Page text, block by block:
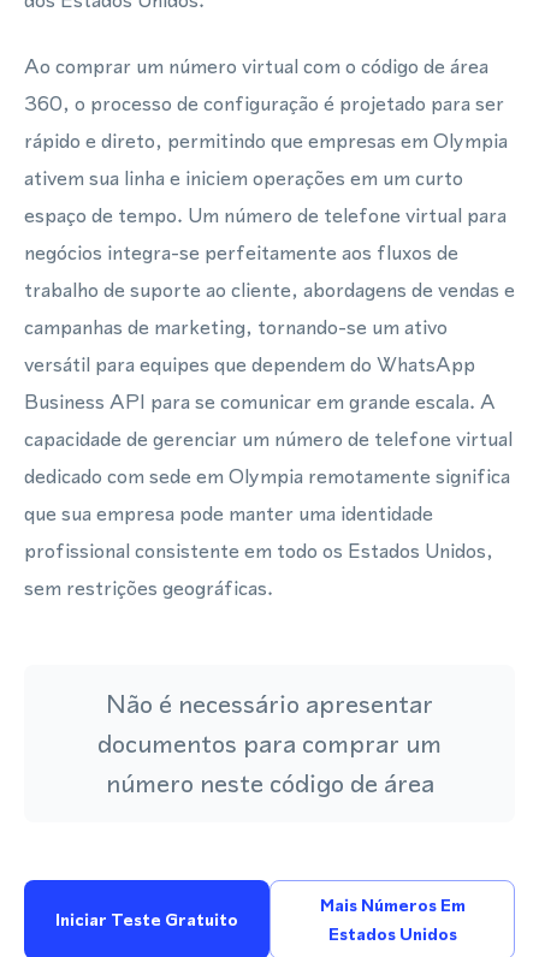
Ao comprar um número virtual com o código de área
360, o processo de configuração é projetado para ser
rápido e direto, permitindo que empresas em Olympia
ativem sua linha e iniciem operações em um curto
espaço de tempo. Um número de telefone virtual para
negócios integra-se perfeitamente aos fluxos de
trabalho de suporte ao cliente, abordagens de vendas e
campanhas de marketing, tornando-se um ativo
versátil para equipes que dependem do WhatsApp
Business API para se comunicar em grande escala. A
capacidade de gerenciar um número de telefone virtual
dedicado com sede em Olympia remotamente significa
que sua empresa pode manter uma identidade
profissional consistente em todo os Estados Unidos,
sem restrições geográficas.
Não é necessário apresentar
documentos para comprar um
número neste código de área
Iniciar Teste Gratuito
Mais Números Em
Estados Unidos